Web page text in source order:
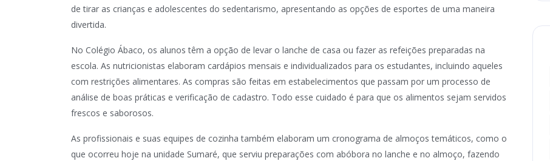
de tirar as crianças e adolescentes do sedentarismo, apresentando as opções de esportes de uma maneira
divertida.
No Colégio Ábaco, os alunos têm a opção de levar o lanche de casa ou fazer as refeições preparadas na
escola. As nutricionistas elaboram cardápios mensais e individualizados para os estudantes, incluindo aqueles
com restrições alimentares. As compras são feitas em estabelecimentos que passam por um processo de
análise de boas práticas e verificação de cadastro. Todo esse cuidado é para que os alimentos sejam servidos
frescos e saborosos.
As profissionais e suas equipes de cozinha também elaboram um cronograma de almoços temáticos, como o
que ocorreu hoje na unidade Sumaré, que serviu preparações com abóbora no lanche e no almoço, fazendo